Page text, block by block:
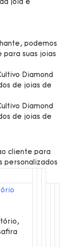
joia e
podemos
para suas joias
cliente para
personalizados